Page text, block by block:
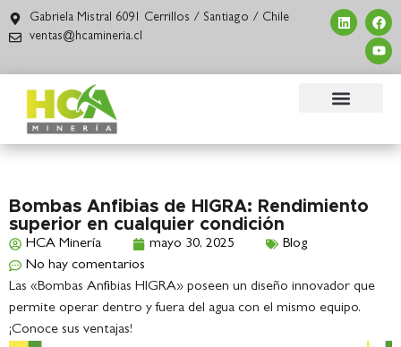
Gabriela Mistral 6091 Cerrillos / Santiago / Chile
ventas@hcamineria.cl
Bombas Anfibias de HIGRA: Rendimiento
superior en cualquier condición
HCA Minería mayo 30, 2025
Blog
No hay comentarios
Las «Bombas Anfibias HIGRA» poseen un diseño innovador que
permite operar dentro y fuera del agua con el mismo equipo.
¡Conoce sus ventajas!